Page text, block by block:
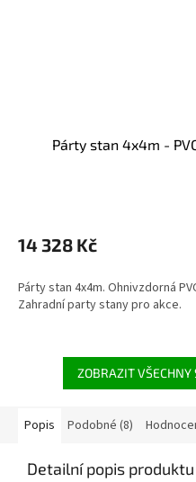
Párty stan 4x4m -
14 328 Kč
Párty stan 4x4m. Ohnivzdorná
Zahradní party stany pro akce.
ZOBRAZIT VŠECHNY
Popis Podobné (8)
Detailní popis produktu